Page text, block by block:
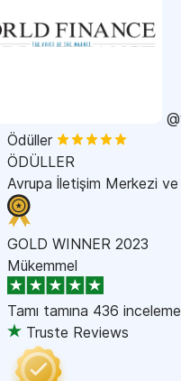
Ödüller
ÖDÜLLER
Avrupa İletişim Merkezi
GOLD WINNER 2023
Mükemmel
Tamı tamına 436 inceleme
Truste Reviews